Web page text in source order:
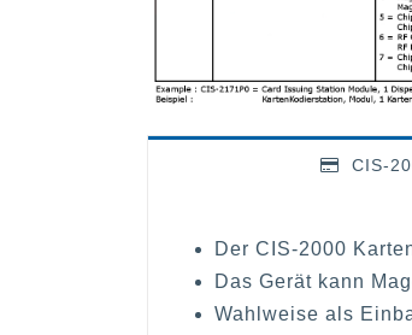
CIS-
Der CIS-2000
Das Gerät kann
Wahlweise als